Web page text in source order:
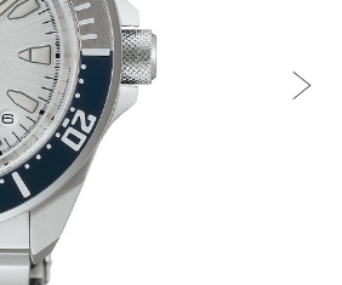
Garmin
Guess
Hamilton
Mondaine
Spinki do mankietów